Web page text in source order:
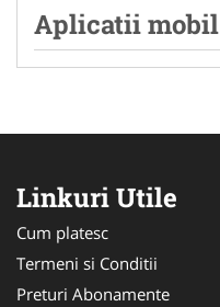
Aplicatii mobil
Linkuri Utile
Cum platesc
Termeni si Conditii
Preturi Abonamente